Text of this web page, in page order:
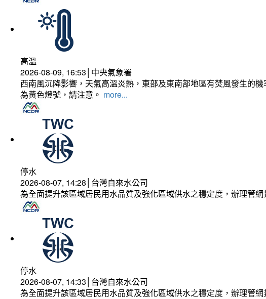
高溫
2026-08-09, 16:53│中央氣象署
西南風沉降影響，天氣高溫炎熱，東部及東南部地區有焚風發生的
為黃色燈號，請注意。 more...
停水
2026-08-07, 14:28│台灣自來水公司
為全面提升該區域居民用水品質及強化區域供水之穩定度，辦理管
停水
2026-08-07, 14:33│台灣自來水公司
為全面提升該區域居民用水品質及強化區域供水之穩定度，辦理管